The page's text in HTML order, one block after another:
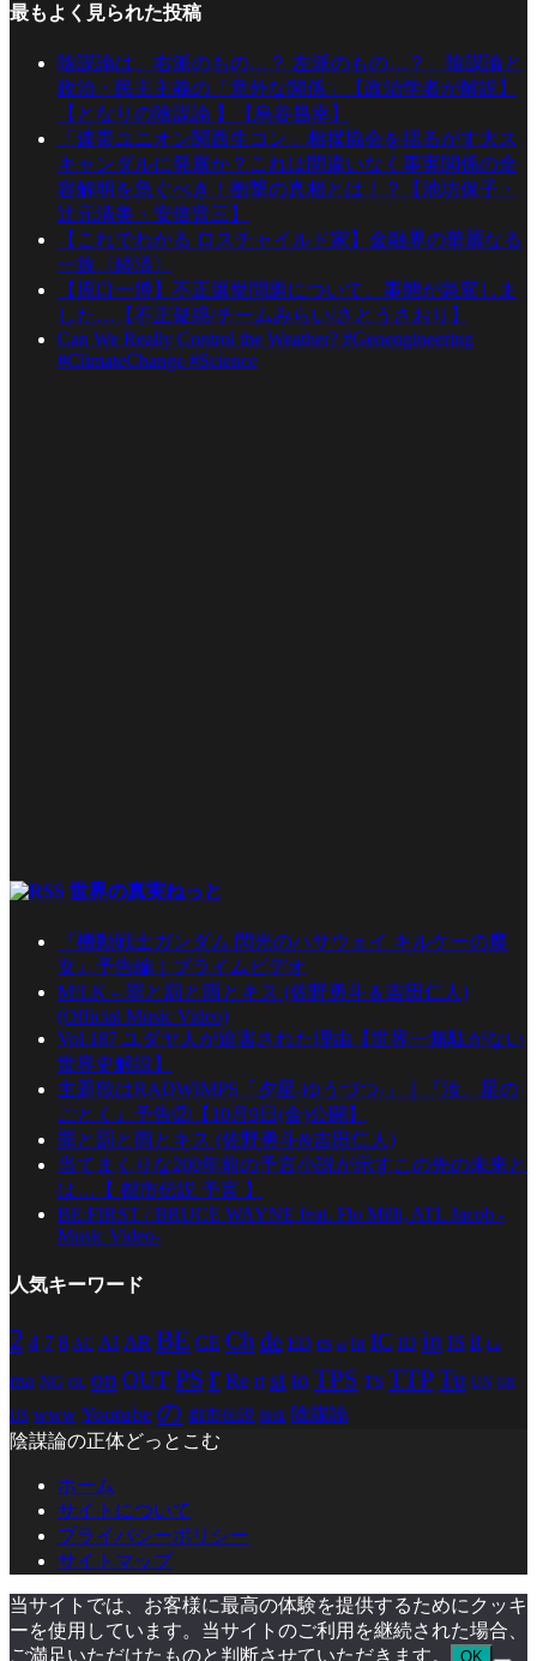
最もよく見られた投稿
陰謀論は、右派のもの…？ 左派のもの…？ 陰謀論と
政治・民主主義の「意外な関係」【政治学者が解説】
【となりの陰謀論 】【烏谷昌幸】
「連帯ユニオン関西生コン」相撲協会を揺るがす大ス
キャンダルに発展か？これは間違いなく事実関係の全
容解明を急ぐべき！衝撃の真相とは！？【池坊保子・
辻元清美・安倍晋三】
【これでわかる ロスチャイルド家】金融界の華麗なる
一族〈経済〉
【原口一博】不正選挙問題について、事態が急変しま
した…【不正疑惑/チームみらい/さとうさおり】
Can We Really Control the Weather? #Geoengineering
#ClimateChange #Science
世界の真実ねっと
『機動戦士ガンダム 閃光のハサウェイ キルケーの魔
女』予告編｜プライムビデオ
M!LK – 罪と罰と雨とキス (佐野勇斗＆吉田仁人)
(Official Music Video)
Vol.187 ユダヤ人が迫害された理由【世界一無駄がない
世界史解説】
主題歌はRADWIMPS「夕星-ゆうづつ-」｜『汝、星の
ごとく』予告②【10月9日(金)公開】
罪と罰と雨とキス (佐野勇斗&吉田仁人)
当てまくりな200年前の予言小説が示すこの先の未来と
は…【 都市伝説 予言 】
BE:FIRST / BRUCE WAYNE feat. Flo Milli, ATL Jacob -
Music Video-
人気キーワード
2 4 7 8 AC AI AR BE CE Ch de ED es et ht IC ID in IS it La
ma NG OL on OUTPS r Re rt st to TPS TS TTPTu UN UR
US www Youtube の 都市伝説 陰謀 陰謀論
陰謀論の正体どっとこむ
ホーム
サイトについて
プライバシーポリシー
サイトマップ
当サイトでは、お客様に最高の体験を提供するためにクッキ
ーを使用しています。当サイトのご利用を継続された場合、
ご満足いただけたものと判断させていただきます。
OK